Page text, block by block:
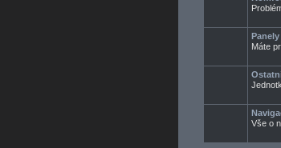
Máte
Vše o